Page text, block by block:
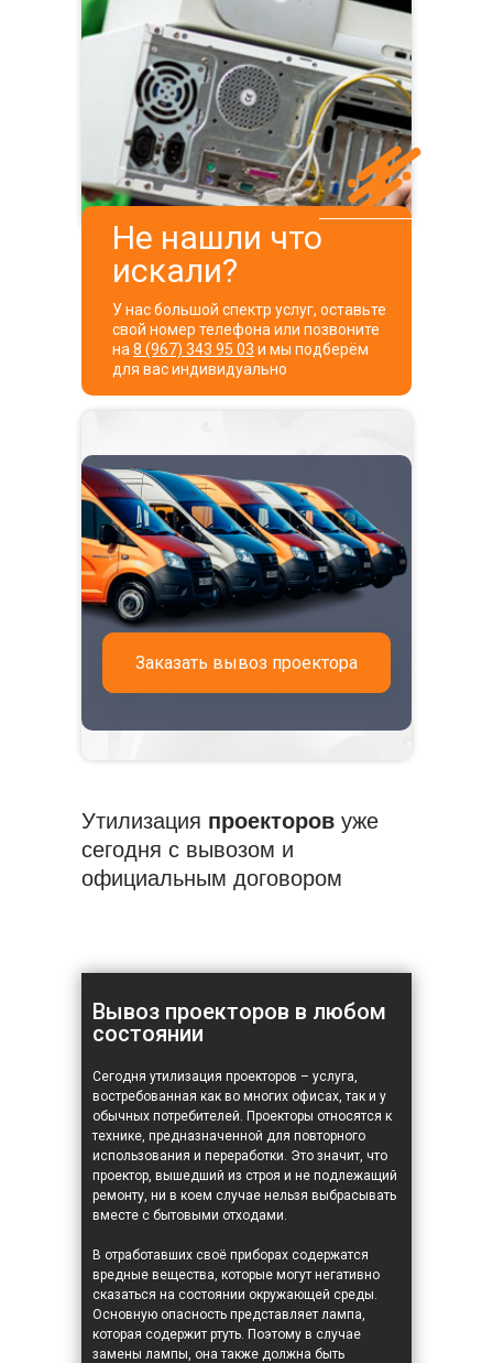
Заказать вывоз проектора
Не нашли что
искали?
У нас большой спектр услуг, оставьте
свой номер телефона или позвоните
на 8 (967) 343 95 03 и мы подберём
для вас индивидуально
Утилизация проекторов уже
сегодня с вывозом и
официальным договором
Сегодня утилизация проекторов – услуга,
востребованная как во многих офисах, так и у
обычных потребителей. Проекторы относятся к
технике, предназначенной для повторного
использования и переработки. Это значит, что
проектор, вышедший из строя и не подлежащий
ремонту, ни в коем случае нельзя выбрасывать
вместе с бытовыми отходами.
В отработавших своё приборах содержатся
вредные вещества, которые могут негативно
сказаться на состоянии окружающей среды.
Основную опасность представляет лампа,
которая содержит ртуть. Поэтому в случае
замены лампы, она также должна быть
Вывоз проекторов в любом
состоянии